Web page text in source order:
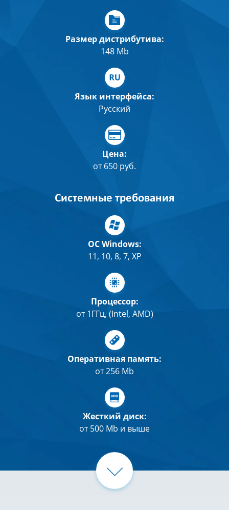
Размер дистрибутива:
148 Mb
Язык интерфейса:
Русский
Цена:
от 650 руб.
Системные требования
OC Windows:
11, 10, 8, 7, XP
Процессор:
от 1ГГц, (Intel, AMD)
Оперативная память:
от 256 Mb
Жесткий диск:
от 500 Mb и выше